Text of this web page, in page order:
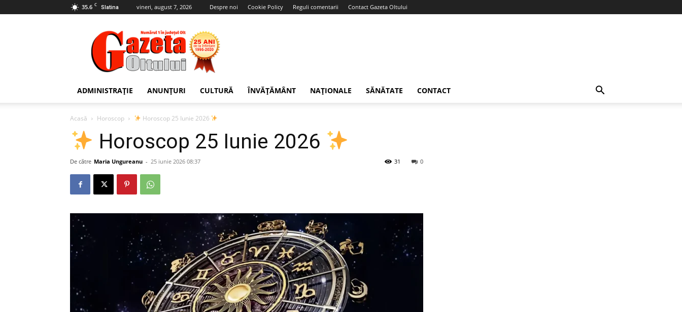
35.6 C Slatina vineri, august 7, 2026 Despre noi Cookie Policy Reguli comentarii Contact Gazeta Oltului
Gazeta
Oltului
ADMINISTRAȚIE ANUNȚURI CULTURĂ ÎNVĂȚĂMÂNT NAȚIONALE SĂNĂTATE CONTACT
Acasă Horoscop Horoscop 25 Iunie 2026
Horoscop 25 Iunie 2026
De către Maria Ungureanu - 25 iunie 2026 08:37 0
31